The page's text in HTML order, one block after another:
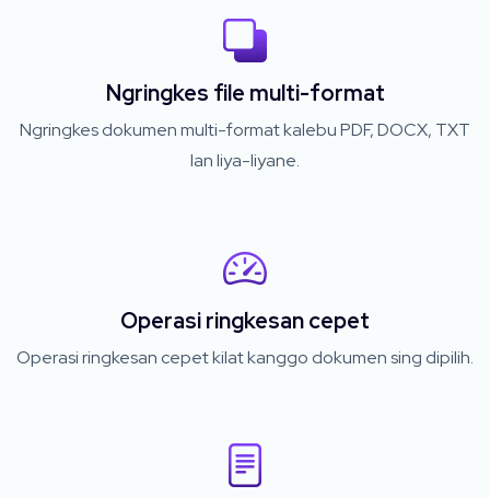
Ngringkes file multi-format
Ngringkes dokumen multi-format kalebu PDF, DOCX, TXT
lan liya-liyane.
Operasi ringkesan cepet
Operasi ringkesan cepet kilat kanggo dokumen sing dipilih.